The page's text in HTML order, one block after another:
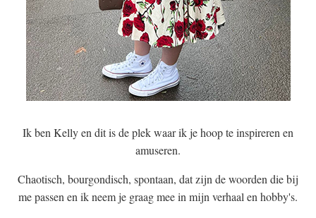
Ik ben Kelly en dit is de plek waar ik je hoop te inspireren en
amuseren.
Chaotisch, bourgondisch, spontaan, dat zijn de woorden die bij
me passen en ik neem je graag mee in mijn verhaal en hobby's.